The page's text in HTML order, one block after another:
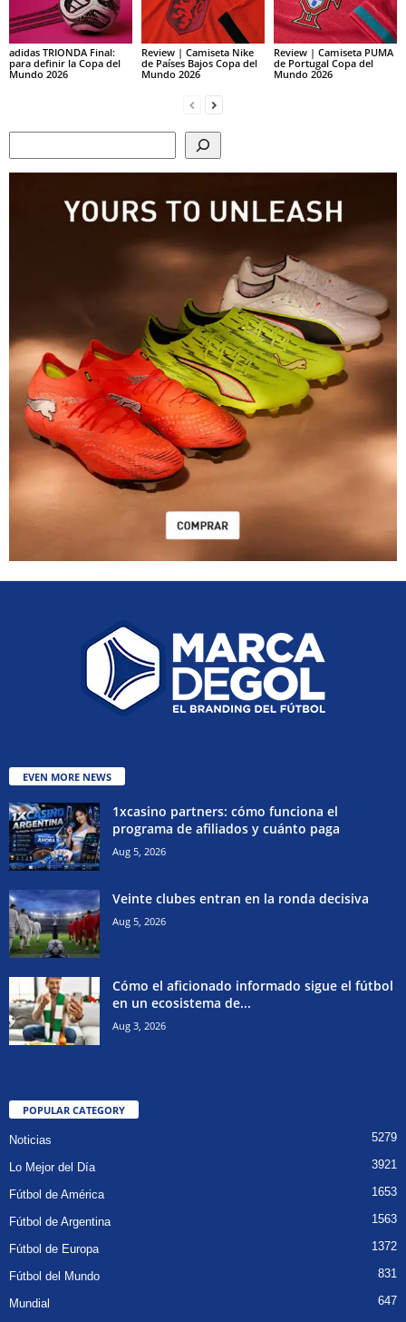
adidas TRIONDA Final:
para definir la Copa del
Mundo 2026
Review | Camiseta Nike
de Países Bajos Copa del
Mundo 2026
Review | Camiseta PUMA
de Portugal Copa del
Mundo 2026
EVEN MORE NEWS
1xcasino partners: cómo funciona el
programa de afiliados y cuánto paga
Aug 5, 2026
Veinte clubes entran en la ronda decisiva
Aug 5, 2026
Cómo el aficionado informado sigue el fútbol
en un ecosistema de...
Aug 3, 2026
POPULAR CATEGORY
Noticias 5279
Lo Mejor del Día 3921
Fútbol de América 1653
Fútbol de Argentina 1563
Fútbol de Europa 1372
Fútbol del Mundo 831
Mundial 647